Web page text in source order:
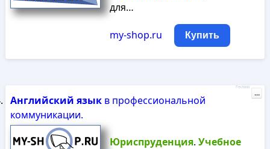
для…
my-shop.ru Купить
Английский языкв профессиональной
коммуникации.
Юриспруденция. Учебное
Реклама
...